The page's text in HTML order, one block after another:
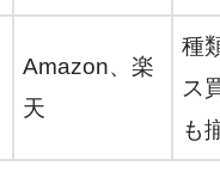
Amazon、楽
天
種
ス
も